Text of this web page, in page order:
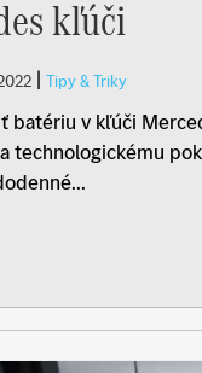
kľúči
| Tipy & Triky
batériu v kľúči
technologickému